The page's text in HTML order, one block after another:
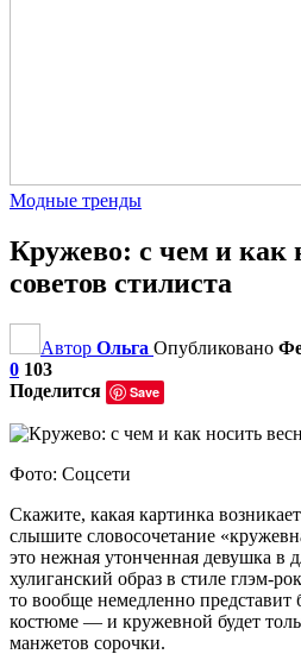
Модные тренды
Кружево: с чем и как
советов стилиста
Автор Ольга Опубликовано
0 103
Поделится
Save
Фото: Соцсети
Скажите, какая картинка
слышите словосочетание
это нежная утонченная девушка в
хулиганский образ в стиле глэм-
то вообще немедленно представит
костюме — и кружевной будет
манжетов сорочки.